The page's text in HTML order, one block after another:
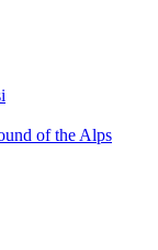
of the Alps